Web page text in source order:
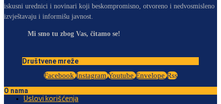
iskusni urednici i novinari koji beskompromisno, otvoreno i nedvosmisleno
izvještavaju i informišu javnost.
Mi smo tu zbog Vas, čitamo se!
Društvene mreže
Facebook Instagram Youtube Envelope Rss
O nama
Uslovi korišćenja